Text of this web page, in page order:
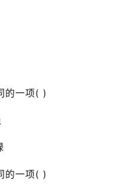
一项( )
一项( )